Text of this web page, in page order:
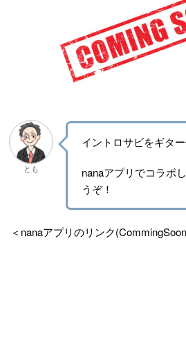
とも
イントロサビをギタ
nanaアプリでコラボ
うぞ！
＜nanaアプリのリンク